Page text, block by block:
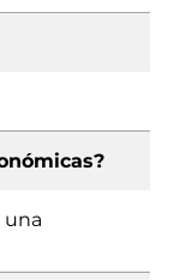
una